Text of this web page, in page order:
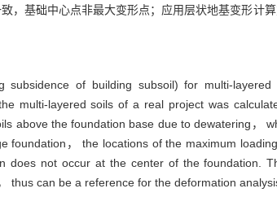
，基础中心点非最大变形点；应用层状地基变形计
subsidence of building subsoil) for multi-
multi-layered soils of a real project was
above the foundation base due to dewatering，
， the locations of the maximum
not occur at the center of the foundation.
thus can be a reference for the deformation